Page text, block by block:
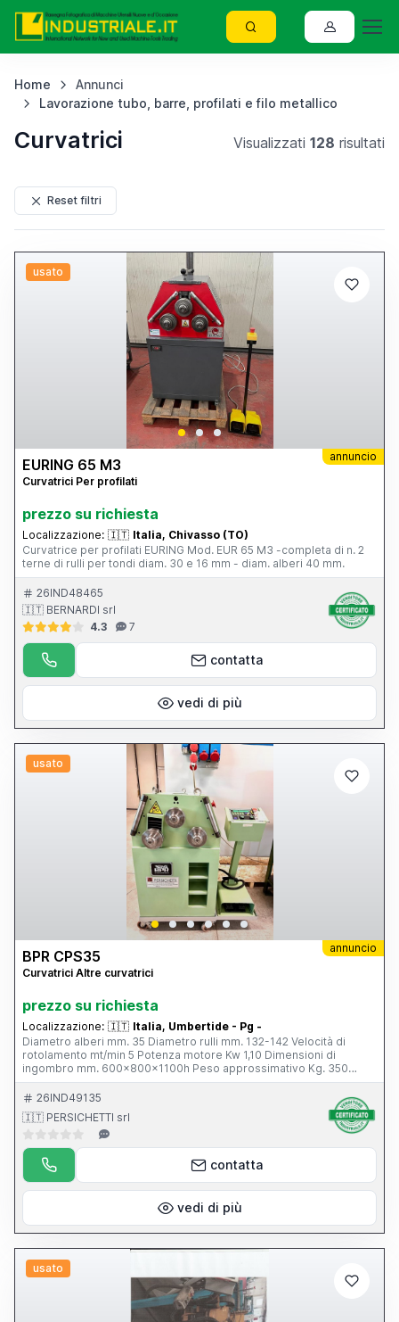
Home
Annunci
Lavorazione tubo, barre, profilati e filo metallico
Curvatrici Visualizzati 128 risultati
Reset filtri
usato
annuncio
EURING 65 M3
Curvatrici Per profilati
prezzo su richiesta
Localizzazione: 🇮🇹 Italia, Chivasso (TO)
Curvatrice per profilati EURING Mod. EUR 65 M3 -completa di n. 2
terne di rulli per tondi diam. 30 e 16 mm - diam. alberi 40 mm.
26IND48465
🇮🇹 BERNARDI srl
4.3
7
contatta
vedi di più
usato
annuncio
BPR CPS35
Curvatrici Altre curvatrici
prezzo su richiesta
Localizzazione: 🇮🇹 Italia, Umbertide - Pg -
Diametro alberi mm. 35 Diametro rulli mm. 132-142 Velocità di
rotolamento mt/min 5 Potenza motore Kw 1,10 Dimensioni di
ingombro mm. 600x800x1100h Peso approssimativo Kg. 350
COMPLETA DI: - Posizionatore - Tre rulli motorizzati - N. 01 serie
rulli standard
26IND49135
🇮🇹 PERSICHETTI srl
contatta
vedi di più
usato